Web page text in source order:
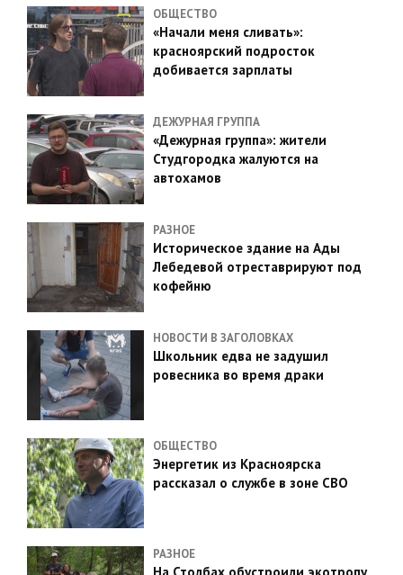
ОБЩЕСТВО
«Начали меня сливать»:
красноярский подросток
добивается зарплаты
ДЕЖУРНАЯ ГРУППА
«Дежурная группа»: жители
Студгородка жалуются на
автохамов
РАЗНОЕ
Историческое здание на Ады
Лебедевой отреставрируют под
кофейню
НОВОСТИ В ЗАГОЛОВКАХ
Школьник едва не задушил
ровесника во время драки
ОБЩЕСТВО
Энергетик из Красноярска
рассказал о службе в зоне СВО
РАЗНОЕ